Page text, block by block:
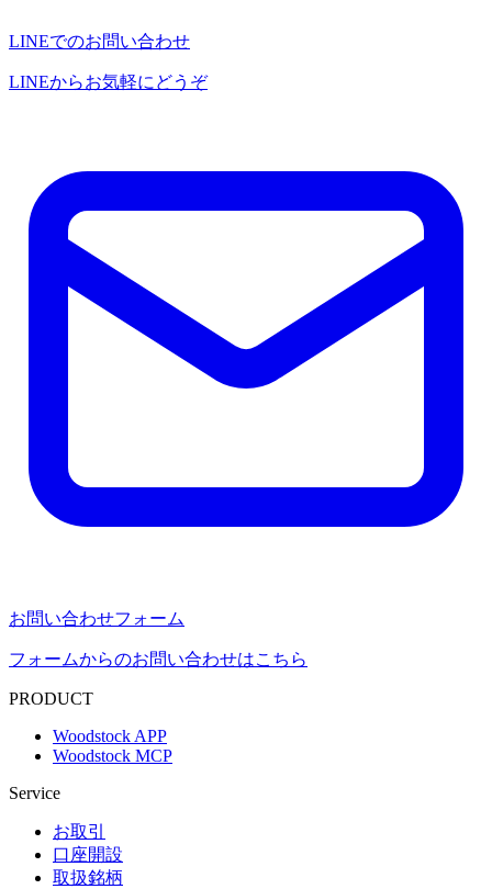
LINEでのお問い合わせ
LINEからお気軽にどうぞ
お問い合わせフォーム
フォームからのお問い合わせはこちら
PRODUCT
Woodstock APP
Woodstock MCP
Service
お取引
口座開設
取扱銘柄